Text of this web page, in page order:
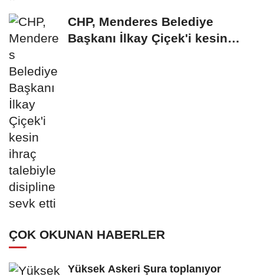
CHP, Menderes Belediye
Başkanı İlkay Çiçek'i kesin
ÇOK OKUNAN HABERLER
Yüksek Askeri Şura toplanıyor